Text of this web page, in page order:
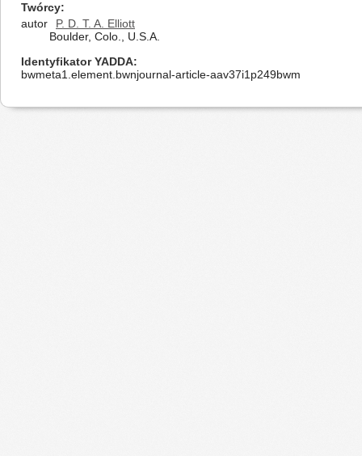
Twórcy
autor
P. D. T. A. Elliott
Boulder, Colo., U.S.A.
Identyfikator YADDA
bwmeta1.element.bwnjournal-article-aav37i1p249bwm